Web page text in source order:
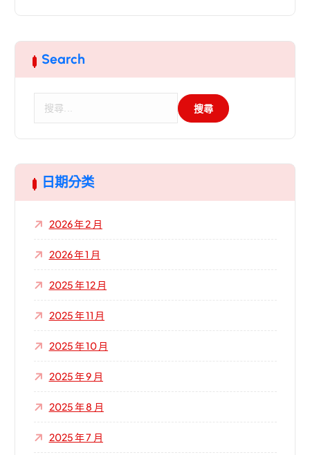
Search
字
:
日期分类
2026 年 2 月
2026 年 1 月
2025 年 12 月
2025 年 11 月
2025 年 10 月
2025 年 9 月
2025 年 8 月
2025 年 7 月